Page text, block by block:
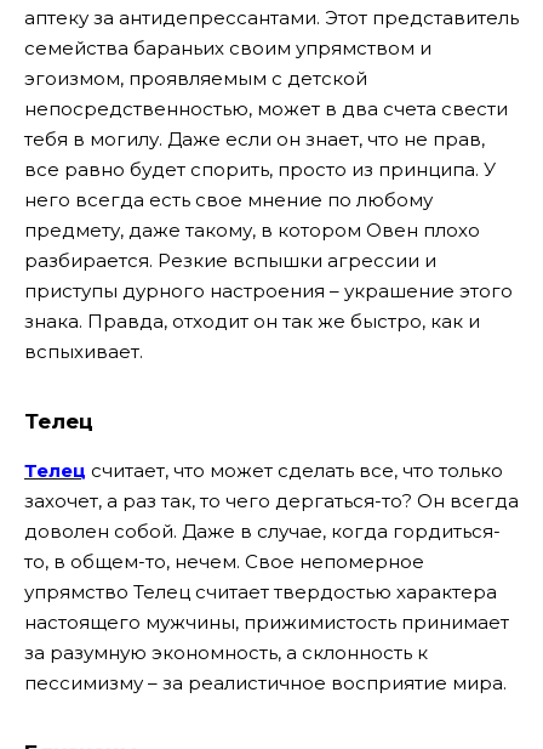
аптеку за антидепрессантами. Этот представитель
семейства бараньих своим упрямством и
эгоизмом, проявляемым с детской
непосредственностью, может в два счета свести
тебя в могилу. Даже если он знает, что не прав,
все равно будет спорить, просто из принципа. У
него всегда есть свое мнение по любому
предмету, даже такому, в котором Овен плохо
разбирается. Резкие вспышки агрессии и
приступы дурного настроения – украшение этого
знака. Правда, отходит он так же быстро, как и
вспыхивает.
Телец
Телец считает, что может сделать все, что только
захочет, а раз так, то чего дергаться-то? Он всегда
доволен собой. Даже в случае, когда гордиться-
то, в общем-то, нечем. Свое непомерное
упрямство Телец считает твердостью характера
настоящего мужчины, прижимистость принимает
за разумную экономность, а склонность к
пессимизму – за реалистичное восприятие мира.